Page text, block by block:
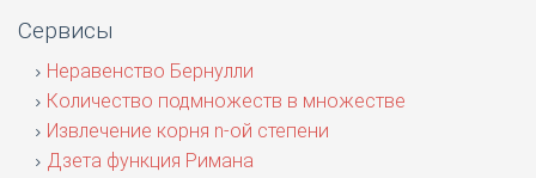
Сервисы
Неравенство Бернулли
Количество подмножеств в множестве
Извлечение корня n-ой степени
Дзета функция Римана